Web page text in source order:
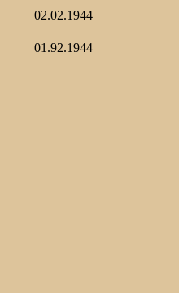
02.02.1944
01.92.1944